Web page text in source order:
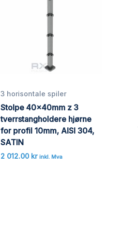
3 horisontale spiler
Stolpe 40x40mm z 3
tverrstangholdere hjørne
for profil 10mm, AISI 304,
SATIN
2 012.00 kr inkl. Mva